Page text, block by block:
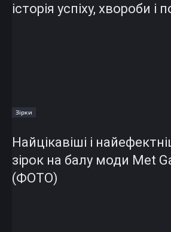
історія успіху, хвороби і
Зірки
Найцікавіші і
зірок на балу моди Met
(ФОТО)